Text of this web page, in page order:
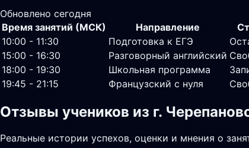
Обновлено сегодня
Время занятий (МСК)
Направление
10:00 - 11:30
Подготовка к ЕГЭ
15:00 - 16:30
Разговорный английский
18:00 - 19:30
Школьная программа
19:45 - 21:15
Французский с нуля
Отзывы учеников из г.
Реальные истории успехов, оценки и мнения о